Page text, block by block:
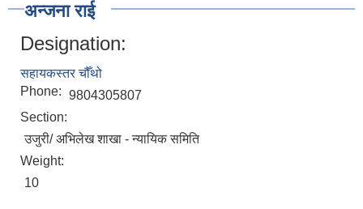
अन्जना राई
Designation:
सहायकस्तर चौँथो
Phone: 9804305807
Section:
उजुरी/ अभिलेख शाखा - न्यायिक समिति
Weight:
10